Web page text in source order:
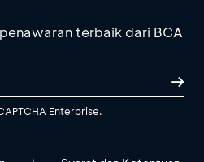
terbaik dari BCA
Enterprise.